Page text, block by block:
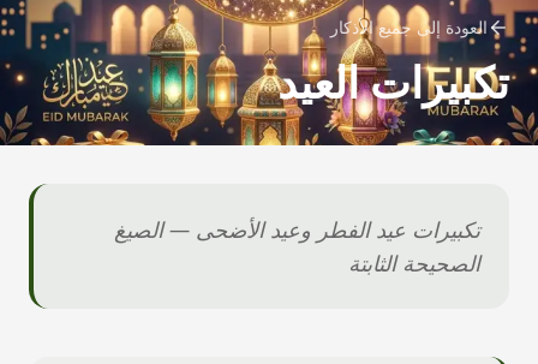
العودة إلى جميع الأذكار
تكبيرات العيد
تكبيرات عيد الفطر وعيد الأضحى — الصيغ
الصحيحة الثابتة